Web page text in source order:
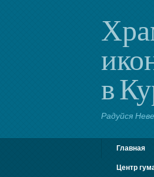
в
Радуйся
Главная
Центр